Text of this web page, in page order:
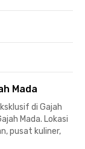
Mada
di Gajah
Mada. Lokasi
pusat kuliner,